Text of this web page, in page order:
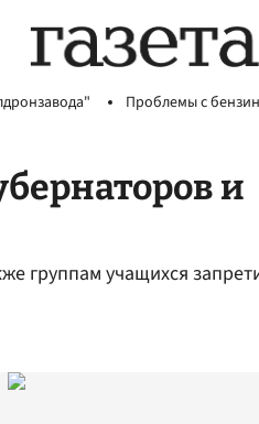
Проблемы с
и
группам учащихся